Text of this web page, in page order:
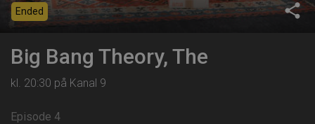
share
Ended
Big Bang Theory, The
kl. 20:30 på Kanal 9
Episode 4